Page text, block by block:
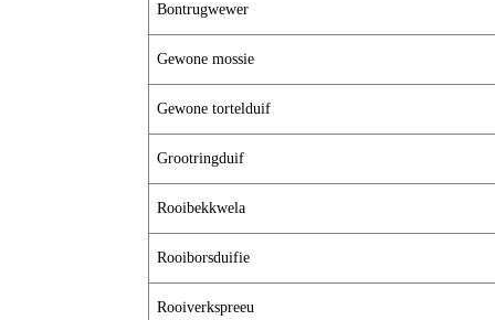
Bontrugwewer
Gewone mossie
Gewone tortelduif
Grootringduif
Rooibekkwela
Rooiborsduifie
Rooiverkspreeu